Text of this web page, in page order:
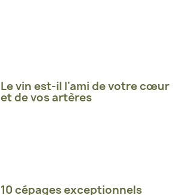
Le vin est-il l'ami de votre cœur
et de vos artères
10 cépages exceptionnels